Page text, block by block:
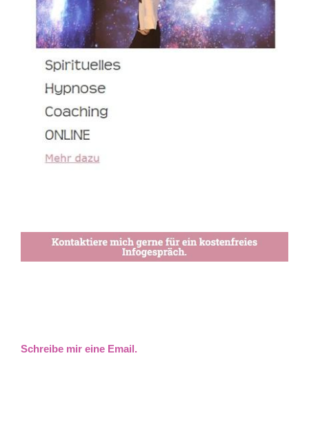
Schreibe mir eine Email.